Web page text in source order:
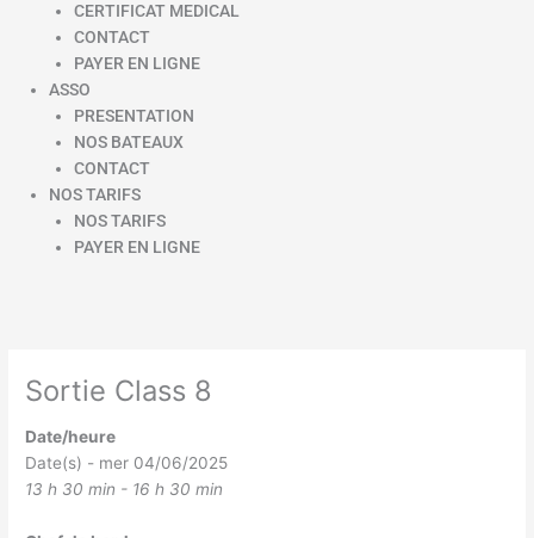
CERTIFICAT MEDICAL
CONTACT
PAYER EN LIGNE
ASSO
PRESENTATION
NOS BATEAUX
CONTACT
NOS TARIFS
NOS TARIFS
PAYER EN LIGNE
Sortie Class 8
Date/heure
Date(s) - mer 04/06/2025
13 h 30 min - 16 h 30 min